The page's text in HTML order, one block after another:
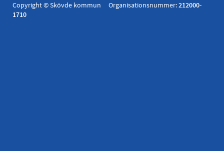
Copyright © Skövde kommun Organisationsnummer:212000-
1710